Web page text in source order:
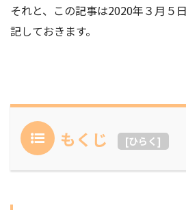
それと、この記事は2020年３月５
記しておきます。
もくじ [ひらく ]